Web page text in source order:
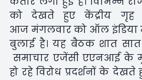
को देखते हुए केंद्रीय
आज मंगलवार को ऑल इंडिया
बुलाई है। यह बैठक शात
समाचार एजेंसी एएनआई के
हो रहे विरोध प्रदर्शनों के